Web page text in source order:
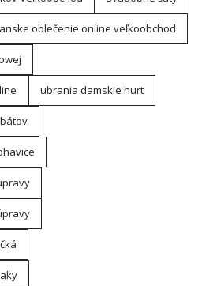
oblečenie online veľkoobchod
ubrania damskie hurt